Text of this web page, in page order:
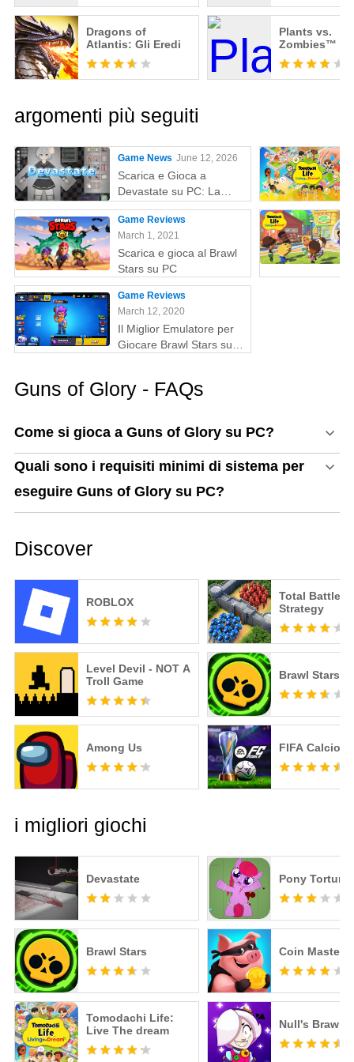
Dragons of
Atlantis: Gli Eredi
Plants vs.
Zombies™ 3
argomenti più seguiti
Game News June 12, 2026
Scarica e Gioca a
Devastate su PC: La
Guida Definitiva al
Gaming con MEmu Play
Game Reviews
March 1, 2021
Scarica e gioca al Brawl
Stars su PC
Game Reviews
March 12, 2020
Il Miglior Emulatore per
Giocare Brawl Stars su
Guns of Glory - FAQs
Come si gioca a Guns of Glory su PC?
Quali sono i requisiti minimi di sistema per
eseguire Guns of Glory su PC?
Discover
ROBLOX
Total Battle:
Strategy
Level Devil - NOT A
Troll Game
Brawl Stars
Among Us FIFA Calcio
i migliori giochi
Devastate
Brawl Stars
Tomodachi Life:
Live The dream
Pony Torture
Coin Master
Null's Brawl